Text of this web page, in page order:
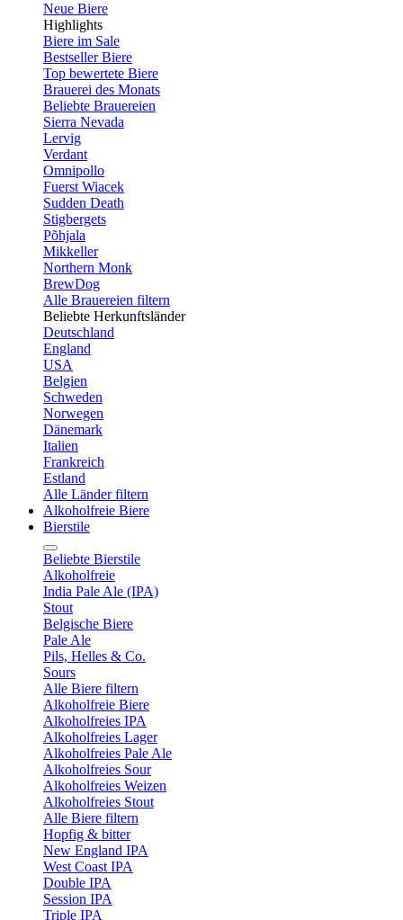
Neue Biere
Highlights
Biere im Sale
Bestseller Biere
Top bewertete Biere
Brauerei des Monats
Beliebte Brauereien
Sierra Nevada
Lervig
Verdant
Omnipollo
Fuerst Wiacek
Sudden Death
Stigbergets
Põhjala
Mikkeller
Northern Monk
BrewDog
Alle Brauereien filtern
Beliebte Herkunftsländer
Deutschland
England
USA
Belgien
Schweden
Norwegen
Dänemark
Italien
Frankreich
Estland
Alle Länder filtern
Alkoholfreie Biere
Bierstile
Beliebte Bierstile
Alkoholfreie
India Pale Ale (IPA)
Stout
Belgische Biere
Pale Ale
Pils, Helles & Co.
Sours
Alle Biere filtern
Alkoholfreie Biere
Alkoholfreies IPA
Alkoholfreies Lager
Alkoholfreies Pale Ale
Alkoholfreies Sour
Alkoholfreies Weizen
Alkoholfreies Stout
Alle Biere filtern
Hopfig & bitter
New England IPA
West Coast IPA
Double IPA
Session IPA
Triple IPA